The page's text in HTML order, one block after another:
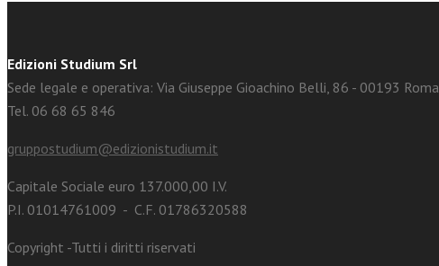
Edizioni Studium Srl
Sede legale e operativa: Via Giuseppe Gioachino Belli, 86 - 00193 Roma
Tel. 06 68 65 846
gruppostudium@edizionistudium.it
Capitale Sociale euro 137.000,00 I.V.
P.I. 01014761009 - C.F. 01786320588
Copyright -Tutti i diritti riservati